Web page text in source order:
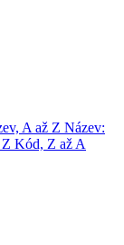
A až Z Název:
Kód, Z až A